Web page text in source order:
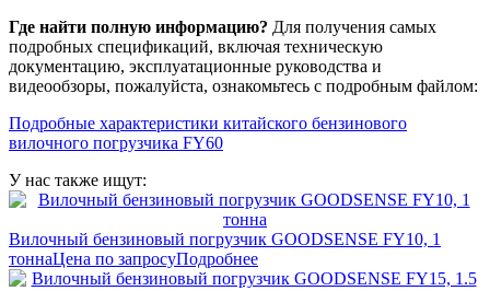
Где найти полную информацию? Для получения самых
подробных спецификаций, включая техническую
документацию, эксплуатационные руководства и
видеообзоры, пожалуйста, ознакомьтесь с подробным файлом:
Подробные характеристики китайского бензинового
вилочного погрузчика FY60
У нас также ищут:
Вилочный бензиновый погрузчик GOODSENSE FY10, 1
тоннаЦена по запросуПодробнее